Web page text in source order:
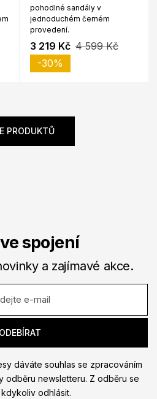
pohodlné sandály v
jednoduchém černém
provedení.
3 219 Kč 4 599 Kč
-30%
PRODUKTŮ
spojení
a zajímavé akce.
dáváte souhlas se zpracováním
odběru newsletteru. Z odběru se
odhlásit.